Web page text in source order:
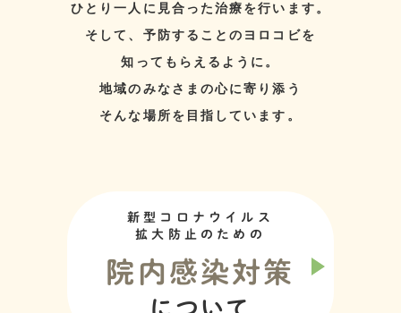
ひとり一人に見合った治療を行います。
そして、予防することのヨロコビを
知ってもらえるように。
地域のみなさまの心に寄り添う
そんな場所を目指しています。
新型コロナウイルス
拡大防止のための
院内感染対策
について